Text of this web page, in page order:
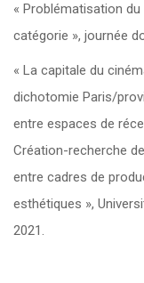
« Problématisation du
catégorie », journée
« La capitale du
dichotomie Paris/
entre espaces de
Création-recherche
entre cadres de
esthétiques »,
2021.